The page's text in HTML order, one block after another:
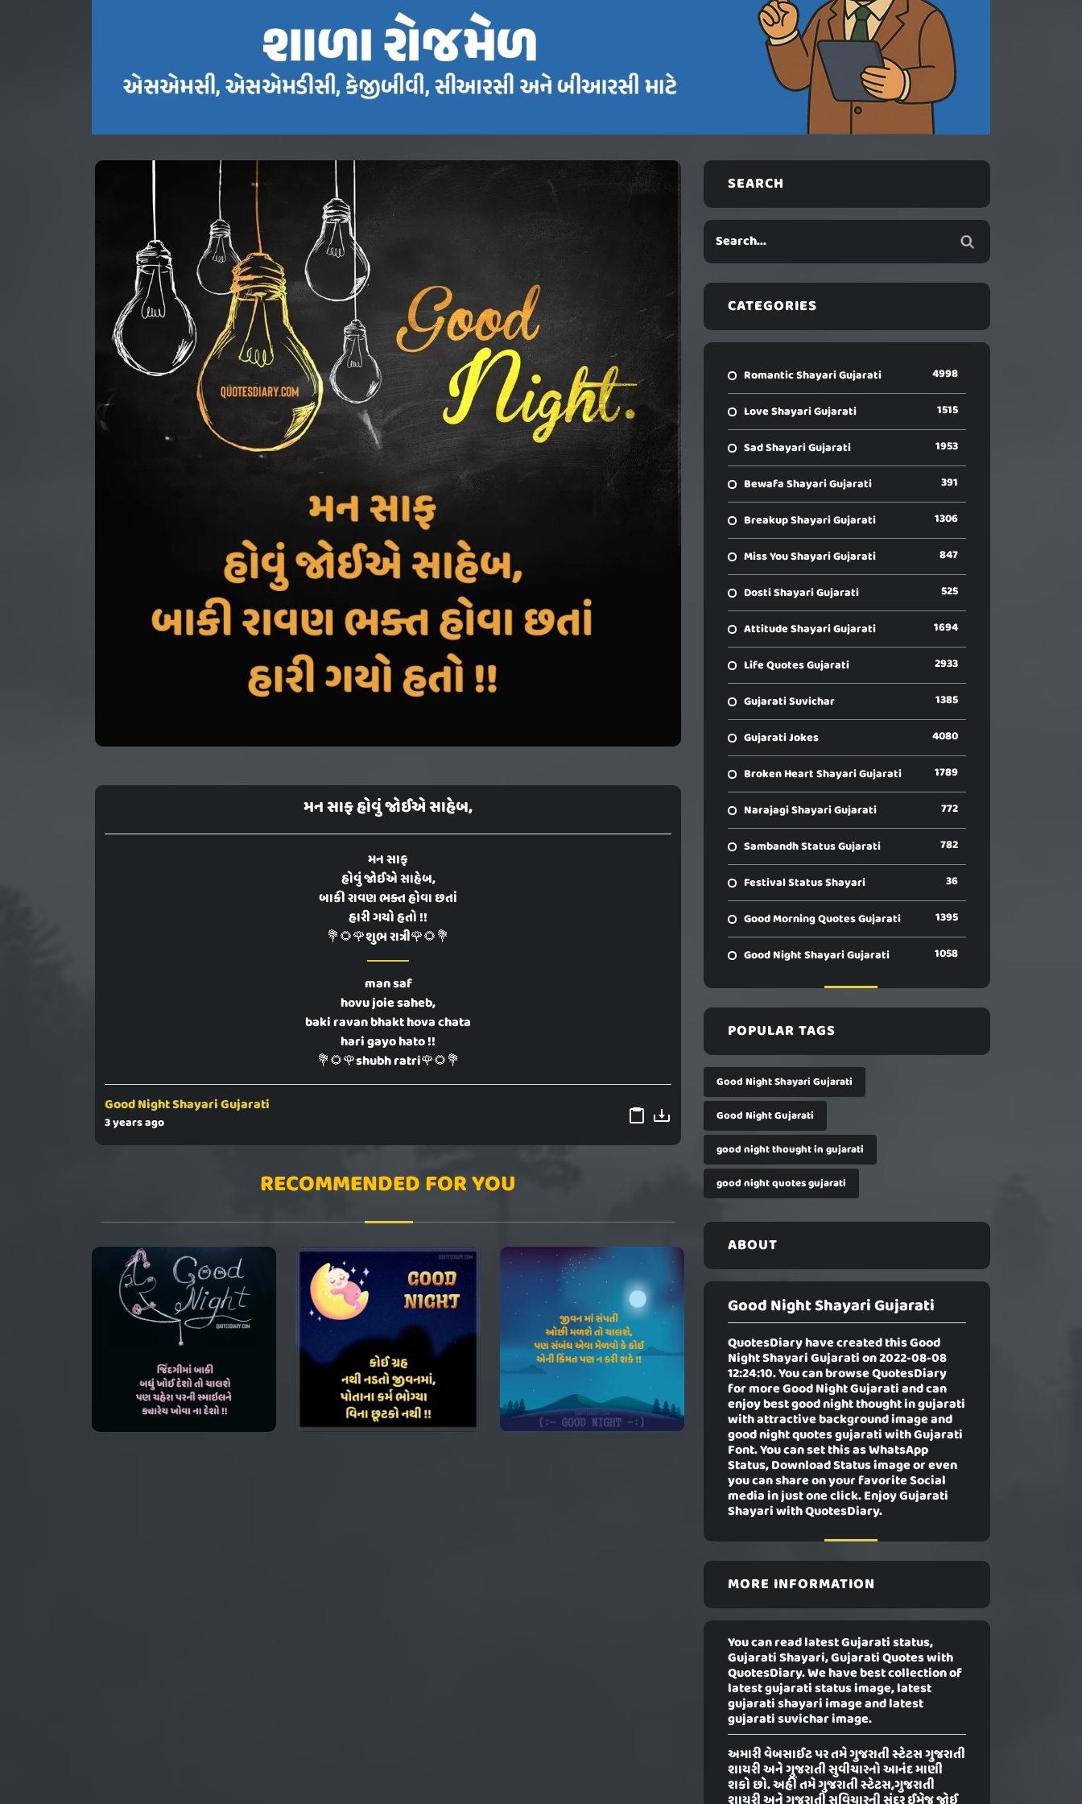
મન સાફ હોવું જોઈએ સાહેબ,
મન સાફ
હોવું જોઈએ સાહેબ,
બાકી રાવણ ભક્ત હોવા છતાં
હારી ગયો હતો !!
💐🌻🌹શુભ રાત્રી🌹🌻💐
man saf
hovu joie saheb,
baki ravan bhakt hova chata
hari gayo hato !!
💐🌻🌹shubh ratri🌹🌻💐
Good Night Shayari Gujarati
3 years ago
RECOMMENDED FOR YOU
SEARCH
CATEGORIES
Romantic Shayari Gujarati 4998
Love Shayari Gujarati 1515
Sad Shayari Gujarati 1953
Bewafa Shayari Gujarati 391
Breakup Shayari Gujarati 1306
Miss You Shayari Gujarati 847
Dosti Shayari Gujarati 525
Attitude Shayari Gujarati 1694
Life Quotes Gujarati 2933
Gujarati Suvichar 1385
Gujarati Jokes 4080
Broken Heart Shayari Gujarati 1789
Narajagi Shayari Gujarati 772
Sambandh Status Gujarati 782
Festival Status Shayari 36
Good Morning Quotes Gujarati 1395
Good Night Shayari Gujarati 1058
POPULAR TAGS
Good Night Shayari Gujarati
Good Night Gujarati
good night thought in gujarati
good night quotes gujarati
ABOUT
Good Night Shayari Gujarati
QuotesDiary have created thisGood
Night Shayari Gujaration 2022-08-08
12:24:10. You can browse QuotesDiary
for more Good Night Gujarati and can
enjoy best good night thought in gujarati
with attractive background image and
good night quotes gujarati with Gujarati
Font. You can set this as WhatsApp
Status, Download Status image or even
you can share on your favorite Social
media in just one click. Enjoy Gujarati
Shayari with QuotesDiary.
MORE INFORMATION
You can read latest Gujarati status,
Gujarati Shayari, Gujarati Quotes with
QuotesDiary. We have best collection of
latest gujarati status image, latest
gujarati shayari image and latest
gujarati suvichar image.
અમારી વેબસાઈટ પર તમે ગુજરાતી સ્ટેટસ ગુજરાતી
શાયરી અને ગુજરાતી સુવીચારનો આનંદ માણી
શકો છો. અહીં તમે ગુજરાતી સ્ટેટસ,ગુજરાતી